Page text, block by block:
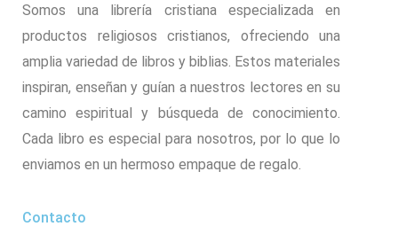
Somos una librería cristiana especializada en
productos religiosos cristianos, ofreciendo una
amplia variedad de libros y biblias. Estos materiales
inspiran, enseñan y guían a nuestros lectores en su
camino espiritual y búsqueda de conocimiento.
Cada libro es especial para nosotros, por lo que lo
enviamos en un hermoso empaque de regalo.
Contacto